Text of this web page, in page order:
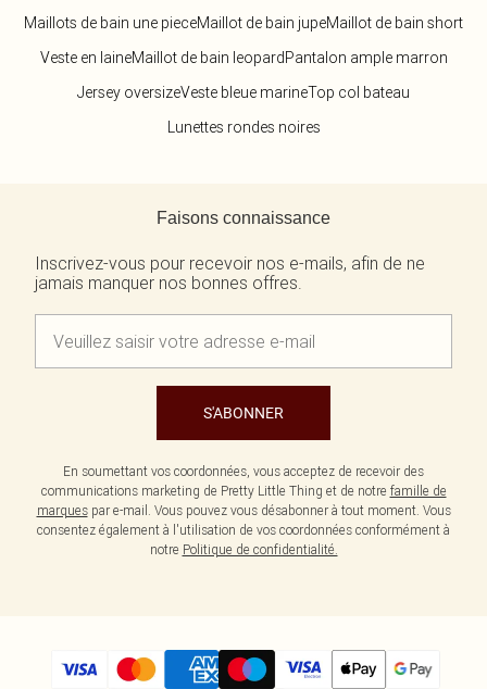
Maillots de bain une pieceMaillot de bain jupeMaillot de bain short
Veste en laineMaillot de bain leopardPantalon ample marron
Jersey oversizeVeste bleue marineTop col bateau
Lunettes rondes noires
Faisons connaissance
Inscrivez-vous pour recevoir nos e-mails, afin de ne
jamais manquer nos bonnes offres.
S'ABONNER
En soumettant vos coordonnées, vous acceptez de recevoir des
communications marketing de Pretty Little Thing et de notre famille de
marquespar e-mail. Vous pouvez vous désabonner à tout moment. Vous
consentez également à l'utilisation de vos coordonnées conformément à
notre Politique de confidentialité.